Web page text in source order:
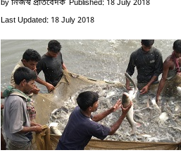
by নিজস্ব প্রতিবেদক Published: 18 July 2018
Last Updated: 18 July 2018